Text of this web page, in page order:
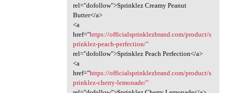
rel="dofollow">Sprinklez Creamy Peanut
Butter</a>
<a
href="https://officialsprinklezbrand.com/product/s
prinklez-peach-perfection/"
rel="dofollow">Sprinklez Peach Perfection</a>
<a
href="https://officialsprinklezbrand.com/product/s
prinklez-cherry-lemonade/"